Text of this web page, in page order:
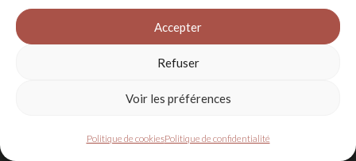
Accepter
Refuser
Voir les préférences
Politique de cookiesPolitique de confidentialité
Hongrie, Zweigelt, Abeles, 2021
20,50€